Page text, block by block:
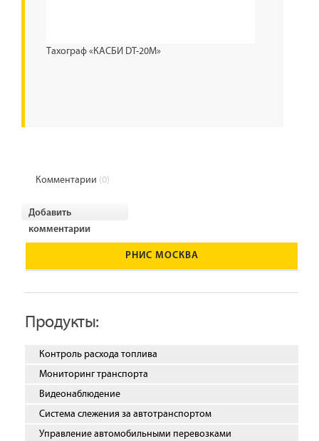
Тахограф «КАСБИ DT-20М»
Комментарии (0)
Добавить
комментарии
РНИС МОСКВА
Продукты:
Контроль расхода топлива
Мониторинг транспорта
Видеонаблюдение
Система слежения за автотранспортом
Управление автомобильными перевозками